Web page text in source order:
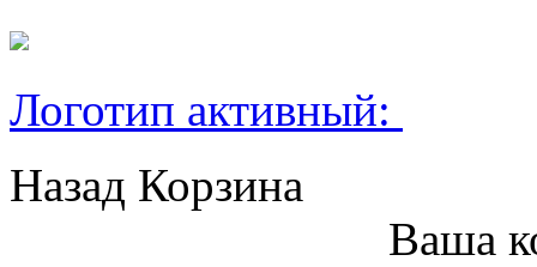
Логотип активный:
Назад Корзина
Ваша